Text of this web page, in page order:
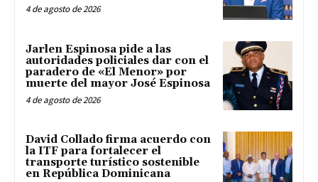
4 de agosto de 2026
Jarlen Espinosa pide a las
autoridades policiales dar con el
paradero de «El Menor» por
muerte del mayor José Espinosa
4 de agosto de 2026
David Collado firma acuerdo con
la ITF para fortalecer el
transporte turístico sostenible
en República Dominicana